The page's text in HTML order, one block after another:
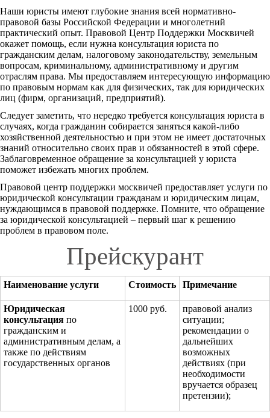
Наши юристы имеют глубокие знания всей нормативно-
правовой базы Российской Федерации и многолетний
практический опыт. Правовой Центр Поддержки Москвичей
окажет помощь, если нужна консультация юриста по
гражданским делам, налоговому законодательству, земельным
вопросам, криминальному, административному и другим
отраслям права. Мы предоставляем интересующую информацию
по правовым нормам как для физических, так для юридических
лиц (фирм, организаций, предприятий).
Следует заметить, что нередко требуется консультация юриста в
случаях, когда гражданин собирается заняться какой-либо
хозяйственной деятельностью и при этом не имеет достаточных
знаний относительно своих прав и обязанностей в этой сфере.
Заблаговременное обращение за консультацией у юриста
поможет избежать многих проблем.
Правовой центр поддержки москвичей предоставляет услуги по
юридической консультации гражданам и юридическим лицам,
нуждающимся в правовой поддержке. Помните, что обращение
за юридической консультацией – первый шаг к решению
проблем в правовом поле.
Прейскурант
Наименование услуги Стоимость Примечание
Юридическая
консультация по
гражданским и
административным делам, а
также по действиям
государственных органов
1000 руб.
правовой анализ
ситуации;
рекомендации о
дальнейших
возможных
действиях (при
необходимости
вручается образец
претензии);